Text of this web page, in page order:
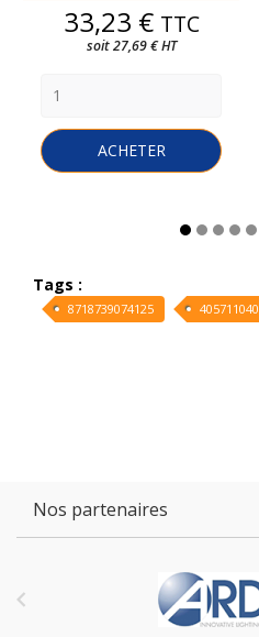
Prix
33,23 € TTC
soit 27,69 € HT
ACHETER
Tags :
8718739074125 405711040
Nos partenaires
